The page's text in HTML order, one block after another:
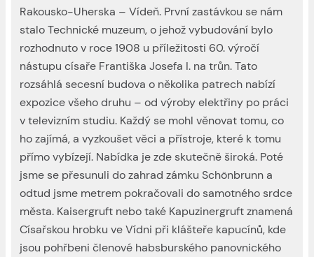
Rakousko-Uherska – Vídeň. První zastávkou se nám
stalo Technické muzeum, o jehož vybudování bylo
rozhodnuto v roce 1908 u příležitosti 60. výročí
nástupu císaře Františka Josefa I. na trůn. Tato
rozsáhlá secesní budova o několika patrech nabízí
expozice všeho druhu – od výroby elektřiny po práci
v televizním studiu. Každý se mohl věnovat tomu, co
ho zajímá, a vyzkoušet věci a přístroje, které k tomu
přímo vybízejí. Nabídka je zde skutečně široká. Poté
jsme se přesunuli do zahrad zámku Schönbrunn a
odtud jsme metrem pokračovali do samotného srdce
města. Kaisergruft nebo také Kapuzinergruft znamená
Císařskou hrobku ve Vídni při klášteře kapucínů, kde
jsou pohřbeni členové habsburského panovnického